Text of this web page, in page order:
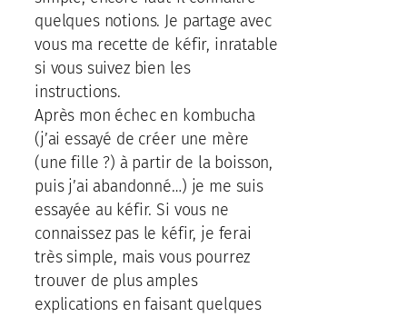
quelques notions. Je partage avec
vous ma recette de kéfir, inratable
si vous suivez bien les
instructions.
Après mon échec en kombucha
(j’ai essayé de créer une mère
(une fille ?) à partir de la boisson,
puis j’ai abandonné…) je me suis
essayée au kéfir. Si vous ne
connaissez pas le kéfir, je ferai
très simple, mais vous pourrez
trouver de plus amples
explications en faisant quelques